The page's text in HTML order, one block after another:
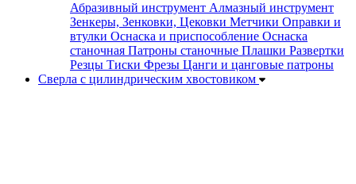
Абразивный инструмент Алмазный инструмент
Зенкеры, Зенковки, Цековки Метчики Оправки и
втулки Оснаска и приспособление Оснаска
станочная Патроны станочные Плашки Развертки
Резцы Тиски Фрезы Цанги и цанговые патроны
Сверла с цилиндрическим хвостовиком